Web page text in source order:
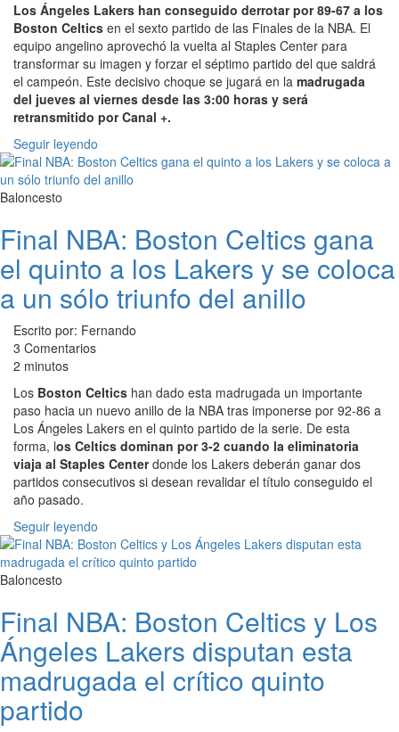
Los Ángeles Lakers han conseguido derrotar por 89-67 a los
Boston Celtics en el sexto partido de las Finales de la NBA. El
equipo angelino aprovechó la vuelta al Staples Center para
transformar su imagen y forzar el séptimo partido del que saldrá
el campeón. Este decisivo choque se jugará en la madrugada
del jueves al viernes desde las 3:00 horas y será
retransmitido por Canal +.
Seguir leyendo
Baloncesto
Final NBA: Boston Celtics gana
el quinto a los Lakers y se coloca
a un sólo triunfo del anillo
Escrito por: Fernando
3 Comentarios
2 minutos
Los Boston Celtics han dado esta madrugada un importante
paso hacia un nuevo anillo de la NBA tras imponerse por 92-86 a
Los Ángeles Lakers en el quinto partido de la serie. De esta
forma, los Celtics dominan por 3-2 cuando la eliminatoria
viaja al Staples Centerdonde los Lakers deberán ganar dos
partidos consecutivos si desean revalidar el título conseguido el
año pasado.
Seguir leyendo
Baloncesto
Final NBA: Boston Celtics y Los
Ángeles Lakers disputan esta
madrugada el crítico quinto
partido